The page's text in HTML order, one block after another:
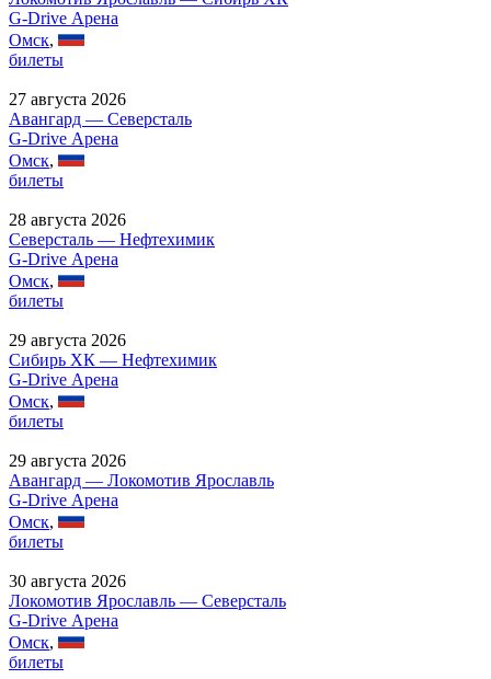
G-Drive Арена
Омск,
билеты
27 августа 2026
Авангард — Северсталь
G-Drive Арена
Омск,
билеты
28 августа 2026
Северсталь — Нефтехимик
G-Drive Арена
Омск,
билеты
29 августа 2026
Сибирь ХК — Нефтехимик
G-Drive Арена
Омск,
билеты
29 августа 2026
Авангард — Локомотив Ярославль
G-Drive Арена
Омск,
билеты
30 августа 2026
Локомотив Ярославль — Северсталь
G-Drive Арена
Омск,
билеты